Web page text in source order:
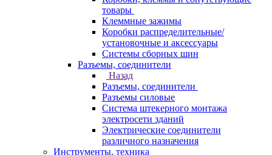
товары
Клеммные зажимы
Коробки распределительные/
установочные и аксессуары
Системы сборных шин
Разъемы, соединители
Назад
Разъемы, соединители
Разъемы силовые
Система штекерного монтажа
электросети зданий
Электрические соединители
различного назначения
Инструменты, техника